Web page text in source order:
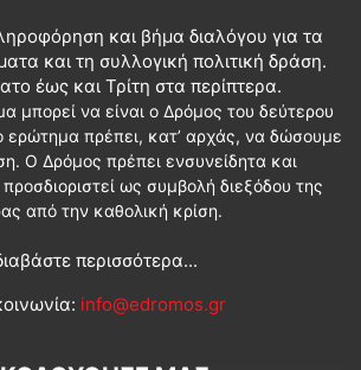
και βήμα διαλόγου για τα
και τη συλλογική πολιτική δράση.
έως και Τρίτη στα περίπτερα.
μπορεί να είναι ο Δρόμος του δεύτερου
ερώτημα πρέπει, κατ’ αρχάς, να δώσουμε
Ο Δρόμος πρέπει ενσυνείδητα και
ως συμβολή διεξόδου της
από την καθολική κρίση.
περισσότερα...
info@edromos.gr